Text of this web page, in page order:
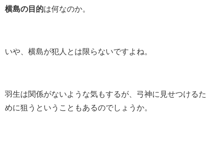
横島の目的は何なのか。
いや、横島が犯人とは限らないですよね。
羽生は関係がないような気もするが、弓神に見せつけるた
めに狙うということもあるのでしょうか。